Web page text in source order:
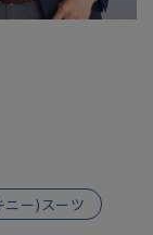
ー)スーツ